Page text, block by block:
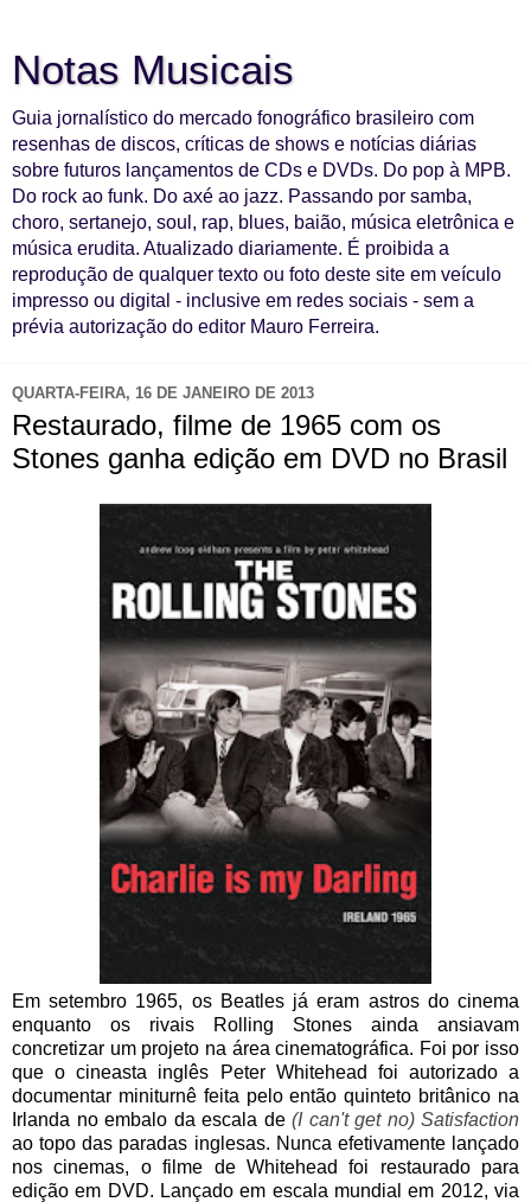
Notas Musicais
Guia jornalístico do mercado fonográfico brasileiro com
resenhas de discos, críticas de shows e notícias diárias
sobre futuros lançamentos de CDs e DVDs. Do pop à MPB.
Do rock ao funk. Do axé ao jazz. Passando por samba,
choro, sertanejo, soul, rap, blues, baião, música eletrônica e
música erudita. Atualizado diariamente. É proibida a
reprodução de qualquer texto ou foto deste site em veículo
impresso ou digital - inclusive em redes sociais - sem a
prévia autorização do editor Mauro Ferreira.
QUARTA-FEIRA, 16 DE JANEIRO DE 2013
Restaurado, filme de 1965 com os
Stones ganha edição em DVD no Brasil
Em setembro 1965, os Beatles já eram astros do cinema
enquanto os rivais Rolling Stones ainda ansiavam
concretizar um projeto na área cinematográfica. Foi por isso
que o cineasta inglês Peter Whitehead foi autorizado a
documentar miniturnê feita pelo então quinteto britânico na
Irlanda no embalo da escala de (I can't get no) Satisfaction
ao topo das paradas inglesas. Nunca efetivamente lançado
nos cinemas, o filme de Whitehead foi restaurado para
edição em DVD. Lançado em escala mundial em 2012, via